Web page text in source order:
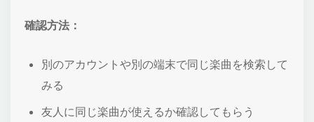
確認方法：
別のアカウントや別の端末で同じ楽曲を検索して
みる
友人に同じ楽曲が使えるか確認してもらう